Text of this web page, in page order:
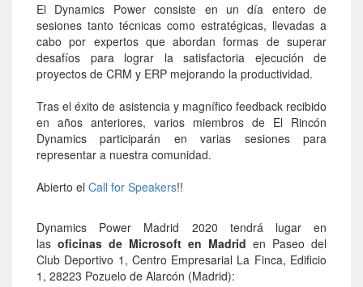
El Dynamics Power consiste en un día entero de
sesiones tanto técnicas como estratégicas, llevadas a
cabo por expertos que abordan formas de superar
desafíos para lograr la satisfactoria ejecución de
proyectos de CRM y ERP mejorando la productividad.
Tras el éxito de asistencia y magnífico feedback recibido
en años anteriores, varios miembros de El Rincón
Dynamics participarán en varias sesiones para
representar a nuestra comunidad.
Abierto el Call for Speakers!!
Dynamics Power Madrid 2020 tendrá lugar en
las oficinas de Microsoft en Madrid en Paseo del
Club Deportivo 1, Centro Empresarial La Finca, Edificio
1, 28223 Pozuelo de Alarcón (Madrid):